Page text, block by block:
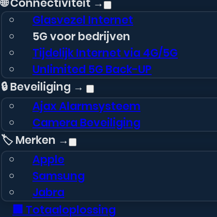
Glasvezel Internet
5G voor bedrijven
Tijdelijk Internet via 4G/5G
Unlimited 5G Back-UP
🔒 Beveiliging →
Ajax Alarmsysteem
Camera Beveiliging
🏷️ Merken →
Apple
Samsung
Jabra
🏢 Totaaloplossing
Mobiparts Wall
Charger – USB-A &